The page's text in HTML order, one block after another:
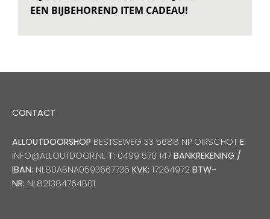
EEN BIJBEHOREND ITEM CADEAU!
CONTACT
ALLOUTDOORSHOP BESTSEWEG 33 5688 NP OIRSCHOT E:
INFO@ALLOUTDOOR.NL T: 0499 570 147 BANKREKENING /
IBAN: NL80ABNA0593667735 KVK: 17264972 BTW-
NR: NL821384764B01